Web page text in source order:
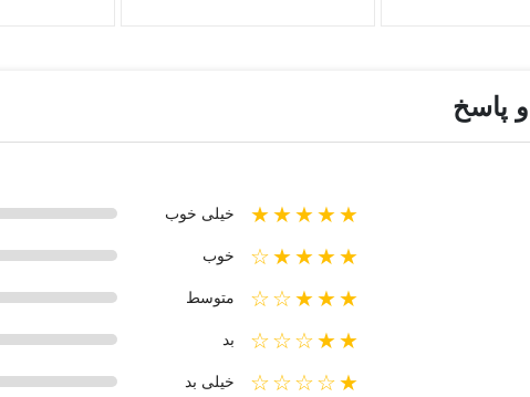
پاسخ
★★★★★ خیلی خوب
★★★★☆ خوب
★★★☆☆ متوسط
★★☆☆☆ بد
★☆☆☆☆ خیلی بد